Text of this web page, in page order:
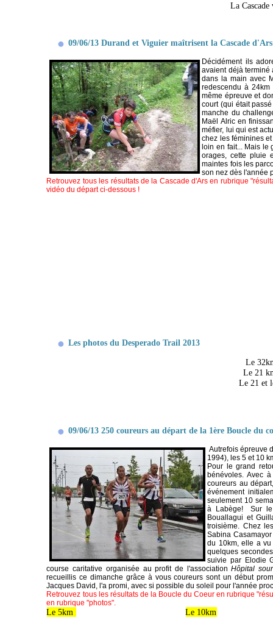
La
09/06/13 Durand et Viguier maîtrisent la Cascade
Décidément ils
avaient déjà terminé
dans la main avec
redescendu à
même épreuve et
court (qui était
manche du
Maël Alric en
méfier, lui qui est
chez les féminines
loin en fait... Mais le
orages, cette pluie
maintes fois les
son nez dès l'année
Retrouvez tous les résultats de la Cascade d'Ars en rubrique
vidéo du départ ci-dessous !
Les photos du Desperado Trail 2013
Le
Le 21
Le 21 et
09/06/13 250 coureurs au départ de la 1ère Boucle du
Autrefois épreuve
1994), les 5 et 10
Pour le grand
bénévoles. Avec
coureurs au
événement
seulement 10
à Labège! Sur le
Bouallagui et
troisième. Chez
Sabina
du 10km, elle a
quelques
suivie par Elodie
course caritative organisée au profit de l'associationHôpital
recueillis ce dimanche grâce à vous coureurs sont un début
Jacques David, l'a promi, avec si possible du soleil pour l'année
Retrouvez tous les résultats de la Boucle du Coeur en rubrique
en rubrique "photos".
Le 5km Le 10km